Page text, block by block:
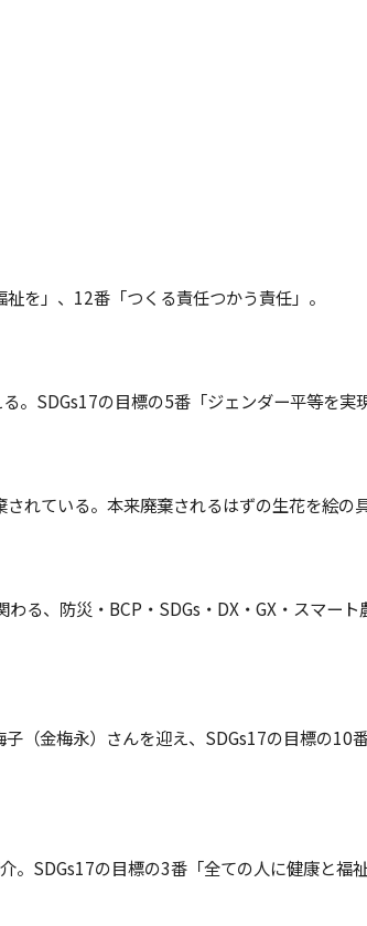
を」、12番「つくる責任つかう責任」。
SDGs17の目標の5番「ジェンダー平等を実
ている。本来廃棄されるはずの生花を絵の
、防災・BCP・SDGs・DX・GX・スマート
（金梅永）さんを迎え、SDGs17の目標の10
SDGs17の目標の3番「全ての人に健康と福